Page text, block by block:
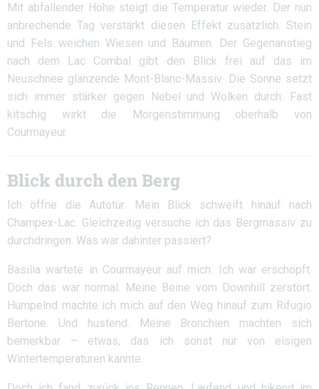
Mit abfallender Höhe steigt die Temperatur wieder. Der nun
anbrechende Tag verstärkt diesen Effekt zusätzlich. Stein
und Fels weichen Wiesen und Bäumen. Der Gegenanstieg
nach dem Lac Combal gibt den Blick frei auf das im
Neuschnee glänzende Mont-Blanc-Massiv. Die Sonne setzt
sich immer stärker gegen Nebel und Wolken durch. Fast
kitschig wirkt die Morgenstimmung oberhalb von
Courmayeur.
Blick durch den Berg
Ich öffne die Autotür. Mein Blick schweift hinauf nach
Champex-Lac. Gleichzeitig versuche ich das Bergmassiv zu
durchdringen. Was war dahinter passiert?
Basilia wartete in Courmayeur auf mich. Ich war erschöpft.
Doch das war normal. Meine Beine vom Downhill zerstört.
Humpelnd machte ich mich auf den Weg hinauf zum Rifugio
Bertone. Und hustend. Meine Bronchien machten sich
bemerkbar – etwas, das ich sonst nur von eisigen
Wintertemperaturen kannte.